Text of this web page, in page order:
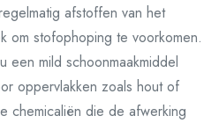
afstoffen van het
om stofophoping te voorkomen.
een mild schoonmaakmiddel
oppervlakken zoals hout of
chemicaliën die de afwerking